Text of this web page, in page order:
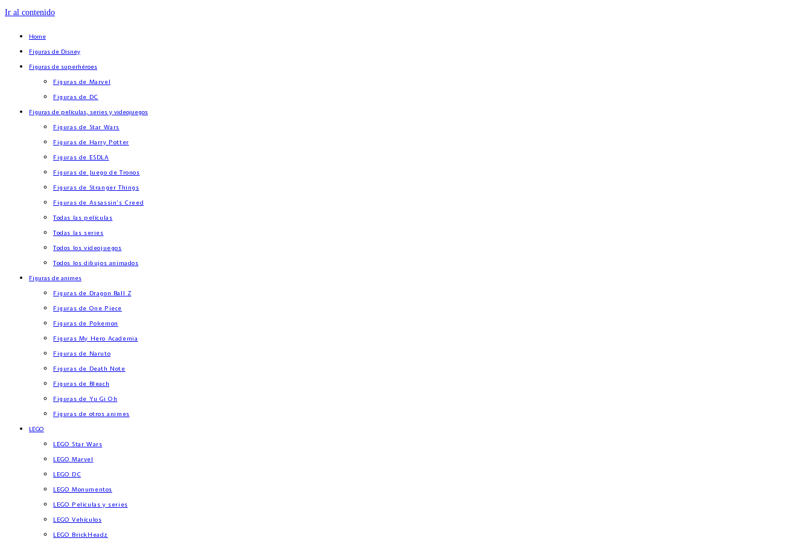
Ir al contenido
Home
Figuras de Disney
Figuras de superhéroes
Figuras de Marvel
Figuras de DC
Figuras de películas, series y videojuegos
Figuras de Star Wars
Figuras de Harry Potter
Figuras de ESDLA
Figuras de Juego de Tronos
Figuras de Stranger Things
Figuras de Assassin’s Creed
Todas las películas
Todas las series
Todos los videojuegos
Todos los dibujos animados
Figuras de animes
Figuras de Dragon Ball Z
Figuras de One Piece
Figuras de Pokemon
Figuras My Hero Academia
Figuras de Naruto
Figuras de Death Note
Figuras de Bleach
Figuras de Yu Gi Oh
Figuras de otros animes
LEGO
LEGO Star Wars
LEGO Marvel
LEGO DC
LEGO Monumentos
LEGO Películas y series
LEGO Vehículos
LEGO BrickHeadz